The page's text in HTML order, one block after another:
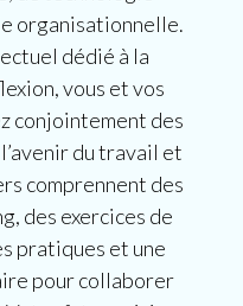
organisationnelle.
dédié à la
vous et vos
conjointement des
du travail et
comprennent des
des exercices de
pratiques et une
pour collaborer